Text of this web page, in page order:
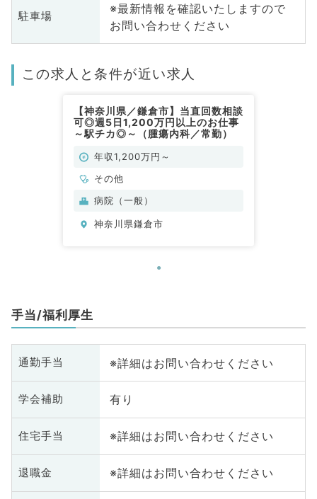
駐車場
※最新情報を確認いたしますので
お問い合わせください
この求人と条件が近い求人
【神奈川県／鎌倉市】当直回数相談
可◎週5日1,200万円以上のお仕事
～駅チカ◎～（腫瘍内科／常勤）
年収1,200万円～
その他
病院（一般）
神奈川県鎌倉市
手当/福利厚生
通勤手当 ※詳細はお問い合わせください
学会補助 有り
住宅手当 ※詳細はお問い合わせください
退職金 ※詳細はお問い合わせください